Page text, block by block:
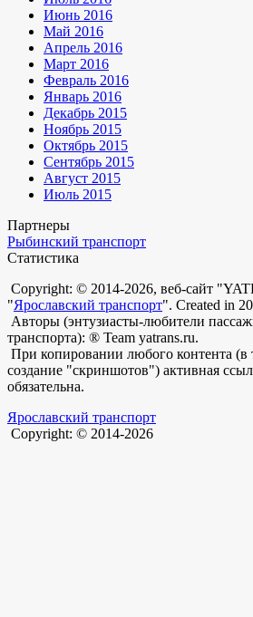
Июнь 2016
Май 2016
Апрель 2016
Март 2016
Февраль 2016
Январь 2016
Декабрь 2015
Ноябрь 2015
Октябрь 2015
Сентябрь 2015
Август 2015
Июль 2015
Партнеры
Рыбинский транспорт
Статистика
Copyright: © 2014-2026, веб-сайт
"Ярославский транспорт". Created in
Авторы (энтузиасты-любители
транспорта): ® Team yatrans.ru.
При копировании любого контента (в
создание "скриншотов") активная
обязательна.
Ярославский транспорт
Copyright: © 2014-2026